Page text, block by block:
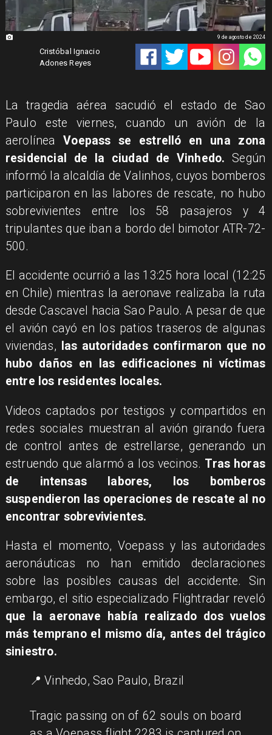
Cristóbal Ignacio
Adones Reyes
9 de agosto de 2024
La tragedia aérea sacudió el estado de Sao
Paulo este viernes, cuando un avión de la
aerolínea Voepass se estrelló en una zona
residencial de la ciudad de Vinhedo. Según
informó la alcaldía de Valinhos, cuyos bomberos
participaron en las labores de rescate, no hubo
sobrevivientes entre los 58 pasajeros y 4
tripulantes que iban a bordo del bimotor ATR-72-
500.
El accidente ocurrió a las 13:25 hora local (12:25
en Chile) mientras la aeronave realizaba la ruta
desde Cascavel hacia Sao Paulo. A pesar de que
el avión cayó en los patios traseros de algunas
viviendas,
las autoridades confirmaron que no
hubo daños en las edificaciones ni víctimas
entre los residentes locales.
Videos captados por testigos y compartidos en
redes sociales muestran al avión girando fuera
de control antes de estrellarse, generando un
estruendo que alarmó a los vecinos. Tras horas
de intensas labores, los bomberos
suspendieron las operaciones de rescate al no
encontrar sobrevivientes.
Hasta el momento, Voepass y las autoridades
aeronáuticas no han emitido declaraciones
sobre las posibles causas del accidente. Sin
embargo, el sitio especializado Flightradar reveló
que la aeronave había realizado dos vuelos
más temprano el mismo día, antes del trágico
siniestro.
📍 Vinhedo, Sao Paulo, Brazil
Tragic passing on of 62 souls on board